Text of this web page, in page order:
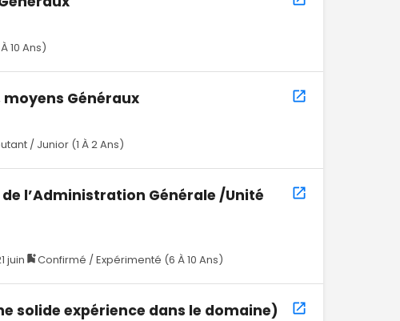
10 Ans)
Généraux
/ Junior (1 À 2 Ans)
l’Administration Générale /Unité
juin Confirmé / Expérimenté (6 À 10 Ans)
solide expérience dans le domaine)